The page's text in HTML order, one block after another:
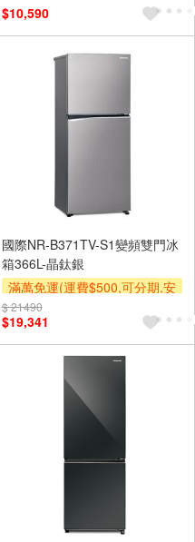
$10,590
國際NR-B371TV-S1變頻雙門冰
箱366L-晶鈦銀
滿萬免運(運費$500,可分期,安
裝跨區費另計,單品未滿1萬元
及使用6期以上分期0利率,需付
基本安裝運費)
$ 21490
$19,341